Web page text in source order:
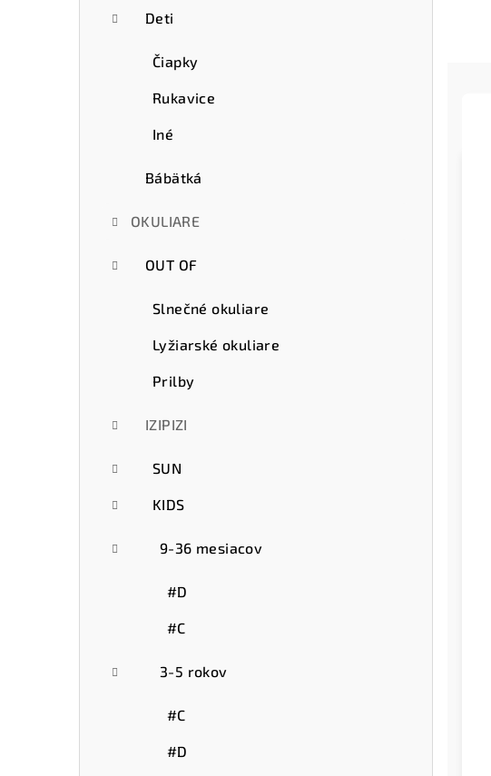
Deti
Čiapky
Rukavice
Iné
Bábätká
OKULIARE
OUT OF
Slnečné okuliare
Lyžiarské okuliare
Prilby
IZIPIZI
SUN
KIDS
9-36 mesiacov
#D
#C
3-5 rokov
#C
#D